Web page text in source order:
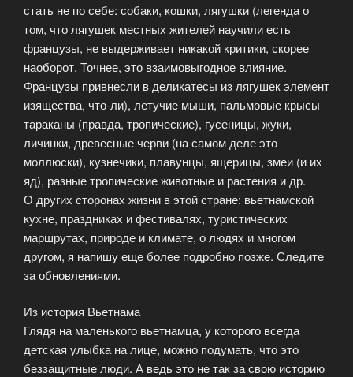
стать не по себе: собаки, кошки, лягушки (легенда о
том, что лягушек местных жителей научили есть
французы, не выдерживает никакой критики, скорее
наоборот. Точнее, это взаимовыгодное влияние.
Французы привнесли в деликатесы из лягушек элемент
изящества, что-ли), летучие мыши, пальмовые крысы
тараканы (правда, тропические), гусеницы, жуки,
личинки, древесные черви (на самом деле это
моллюски), кузнечики, плавунцы, ящерицы, змеи (и их
яд), разные тропические животные и растения и др.
О других сторонах жизни в этой стране: вьетнамской
кухне, праздниках и фестивалях, туристических
маршрутах, природе и климате, о людях и многом
другом, я напишу еще более подробно позже. Следите
за обновлениями.
Из история Вьетнама
Глядя на маленького вьетнамца, у которого всегда
детская улыбка на лице, можно подумать, что это
беззащитные люди. А ведь это не так за свою историю